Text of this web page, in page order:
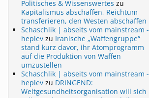
Politisches & Wissenswertes zu
Kapitalismus abschaffen, Reichtum
transferieren, den Westen abschaffen
Schaschlik | abseits vom mainstream -
heplev zu Iranische „Waffengruppe“
stand kurz davor, ihr Atomprogramm
auf die Produktion von Waffen
umzustellen
Schaschlik | abseits vom mainstream -
heplev zu DRINGEND:
Weltgesundheitsorganisation will sich